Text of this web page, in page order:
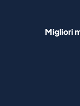
Migliori